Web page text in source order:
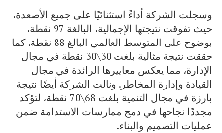
وسجلت الشركة أداءً استثنائيًا على جميع الأصعدة،
حيث تفوقت نتيجتها الإجمالية، البالغة 97 نقطة،
بوضوح على المتوسط العالمي البالغ 88 نقطة. كما
حققت نتيجة مثالية بلغت 30\30 نقطة في مجال
الإدارة، مما يعكس معاييرها الرائدة في مجال
القيادة وإدارة المخاطر. ونالت الشركة أيضًا نتيجة
بارزة في مجال التنمية بلغت 68\70 نقطة، لتؤكد
مجددًا نجاحها في دمج ممارسات الاستدامة ضمن
عمليات التصميم والبناء.